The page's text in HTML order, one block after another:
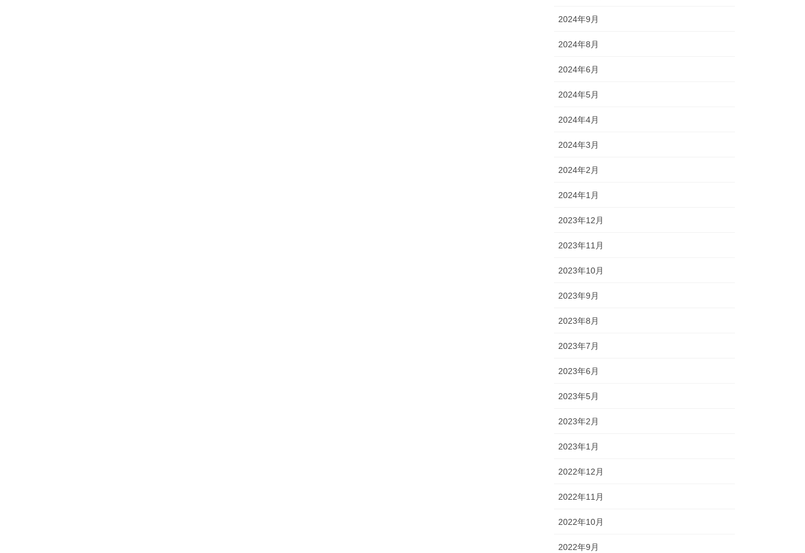
2024年9月
2024年8月
2024年6月
2024年5月
2024年4月
2024年3月
2024年2月
2024年1月
2023年12月
2023年11月
2023年10月
2023年9月
2023年8月
2023年7月
2023年6月
2023年5月
2023年2月
2023年1月
2022年12月
2022年11月
2022年10月
2022年9月